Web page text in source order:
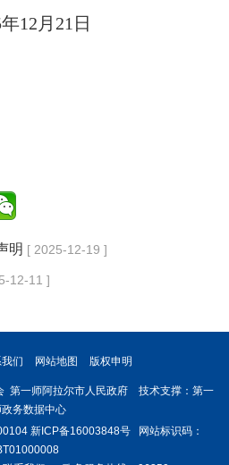
12 月 21 日
明 [ 2025-12-19 ]
12-11 ]
们 网站地图 版权申明
第一师阿拉尔市人民政府 技术支撑：第一
政务数据中心
新ICP备16003848号网站标识码：